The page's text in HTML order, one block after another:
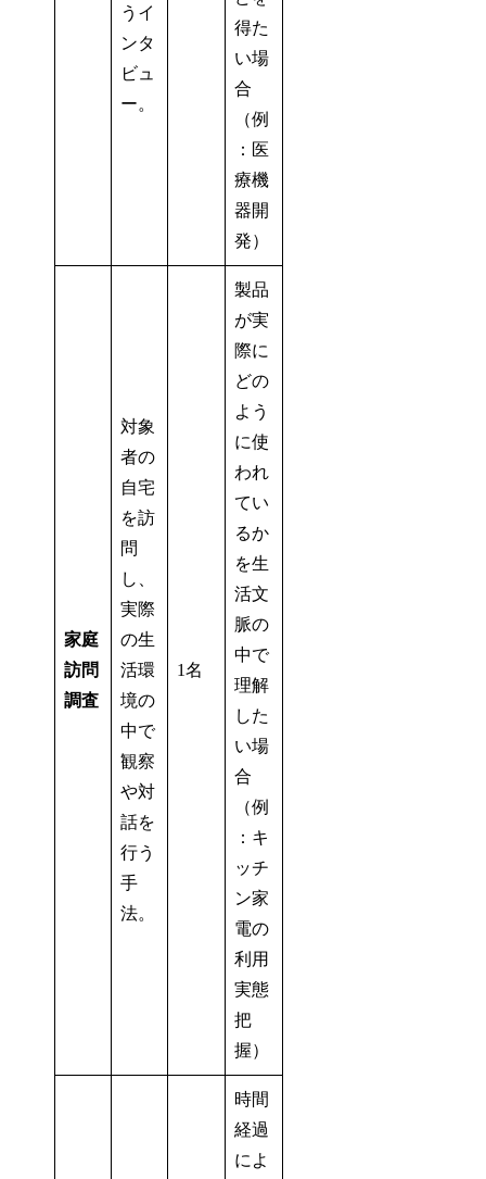
うイ
ンタ
ビュ
ー。
得た
い場
合
（例
：医
療機
器開
発）
家庭
訪問
調査
対象
者の
自宅
を訪
問
し、
実際
の生
活環
境の
中で
観察
や対
話を
行う
手
法。
1名
製品
が実
際に
どの
よう
に使
われ
てい
るか
を生
活文
脈の
中で
理解
した
い場
合
（例
：キ
ッチ
ン家
電の
利用
実態
把
握）
時間
経過
によ